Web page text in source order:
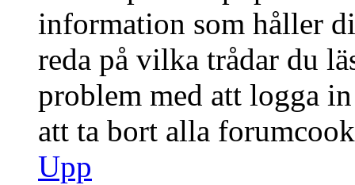
information som håller
reda på vilka trådar du
problem med att logga
att ta bort alla
Upp